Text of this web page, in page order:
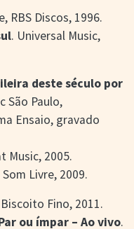
RBS Discos, 1996.
. Universal Music,
deste século por
São Paulo,
Ensaio, gravado
Music, 2005.
Som Livre, 2009.
Fino, 2011.
ou ímpar – Ao vivo.